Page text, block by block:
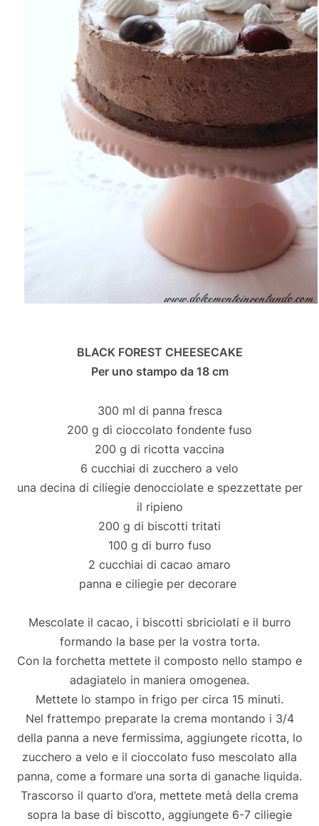
BLACK FOREST CHEESECAKE
Per uno stampo da 18 cm
300 ml di panna fresca
200 g di cioccolato fondente fuso
200 g di ricotta vaccina
6 cucchiai di zucchero a velo
una decina di ciliegie denocciolate e spezzettate per
il ripieno
200 g di biscotti tritati
100 g di burro fuso
2 cucchiai di cacao amaro
panna e ciliegie per decorare
Mescolate il cacao, i biscotti sbriciolati e il burro
formando la base per la vostra torta.
Con la forchetta mettete il composto nello stampo e
adagiatelo in maniera omogenea.
Mettete lo stampo in frigo per circa 15 minuti.
Nel frattempo preparate la crema montando i 3/4
della panna a neve fermissima, aggiungete ricotta, lo
zucchero a velo e il cioccolato fuso mescolato alla
panna, come a formare una sorta di ganache liquida.
Trascorso il quarto d’ora, mettete metà della crema
sopra la base di biscotto, aggiungete 6-7 ciliegie